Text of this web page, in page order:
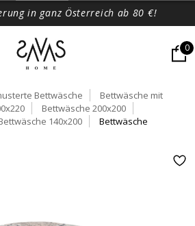
in ganz Österreich ab 80 €!
0
Bettwäsche
Bettwäsche mit
Bettwäsche 200x200
140x200
Bettwäsche